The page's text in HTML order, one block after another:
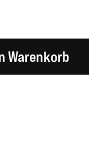
ein oder
Warenkorb